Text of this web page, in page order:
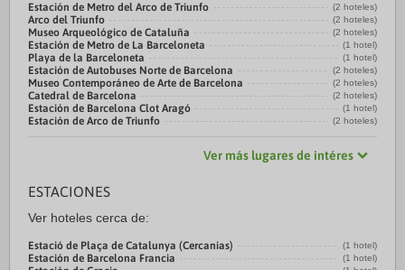
Estación de Metro del Arco de Triunfo (2 hoteles)
Arco del Triunfo (2 hoteles)
Museo Arqueológico de Cataluña (2 hoteles)
Estación de Metro de La Barceloneta (1 hotel)
Playa de la Barceloneta (1 hotel)
Estación de Autobuses Norte de Barcelona (2 hoteles)
Museo Contemporáneo de Arte de Barcelona (2 hoteles)
Catedral de Barcelona (2 hoteles)
Estación de Barcelona Clot Aragó (1 hotel)
Estación de Arco de Triunfo (2 hoteles)
Ver más lugares de intéres
ESTACIONES
Ver hoteles cerca de:
Estació de Plaça de Catalunya (Cercanias) (1 hotel)
Estación de Barcelona Francia (1 hotel)